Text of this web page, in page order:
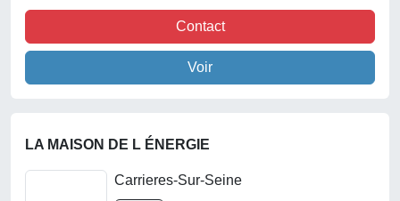
Contact
Voir
LA MAISON DE L ÉNERGIE
Carrieres-Sur-Seine